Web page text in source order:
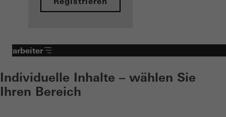
Verarbeiter
Individuelle Inhalte – wählen Sie
Ihren Bereich